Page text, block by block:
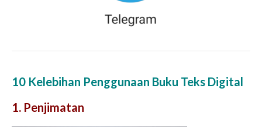
10 Kelebihan Penggunaan Buku Teks Digital
1. Penjimatan